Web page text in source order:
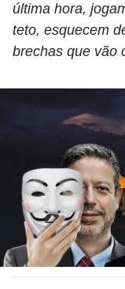
última hora,
teto, esquecem
brechas que vão